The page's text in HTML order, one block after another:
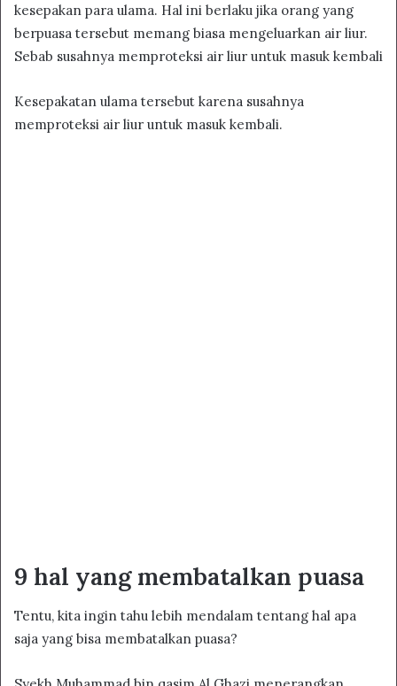
kesepakan para ulama. Hal ini berlaku jika orang yang
berpuasa tersebut memang biasa mengeluarkan air liur.
Sebab susahnya memproteksi air liur untuk masuk kembali
Kesepakatan ulama tersebut karena susahnya
memproteksi air liur untuk masuk kembali.
9 hal yang membatalkan puasa
Tentu, kita ingin tahu lebih mendalam tentang hal apa
saja yang bisa membatalkan puasa?